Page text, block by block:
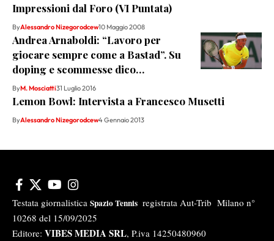
Impressioni dal Foro (VI Puntata)
ByAlessandro Nizegorodcew10 Maggio 2008
Andrea Arnaboldi: “Lavoro per
giocare sempre come a Bastad”. Su
doping e scommesse dico…
ByM. Mosciatti31 Luglio 2016
Lemon Bowl: Intervista a Francesco Musetti
ByAlessandro Nizegorodcew4 Gennaio 2013
Testata giornalistica Spazio Tennis registrata Aut-Trib Milano n°
10268 del 15/09/2025
Editore: VIBES MEDIA SRL, P.iva 14250480960